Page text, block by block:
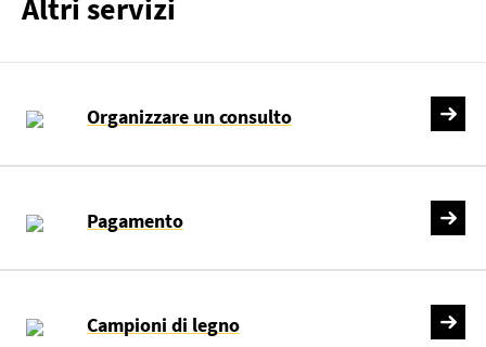
Altri servizi
Organizzare un consulto
Pagamento
Campioni di legno